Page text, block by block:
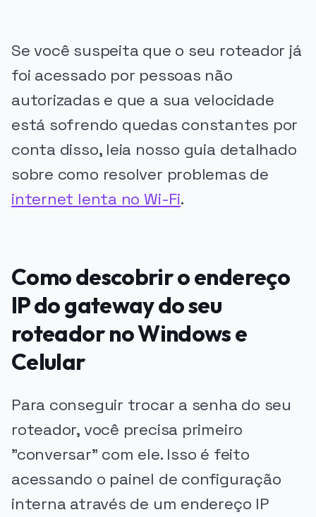
Se você suspeita que o seu roteador já
foi acessado por pessoas não
autorizadas e que a sua velocidade
está sofrendo quedas constantes por
conta disso, leia nosso guia detalhado
sobre como resolver problemas de
internet lenta no Wi-Fi.
Como descobrir o endereço
IP do gateway do seu
roteador no Windows e
Celular
Para conseguir trocar a senha do seu
roteador, você precisa primeiro
"conversar" com ele. Isso é feito
acessando o painel de configuração
interna através de um endereço IP